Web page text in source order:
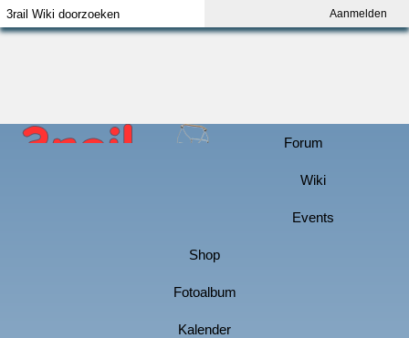
Aanmelden